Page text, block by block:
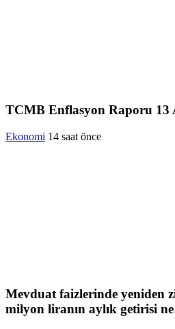
TCMB Enflasyon Raporu 13
Ekonomi 14 saat önce
Mevduat faizlerinde yeniden
milyon liranın aylık getirisi